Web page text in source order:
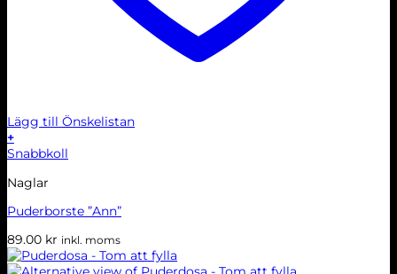
Lägg till Önskelistan
+
Snabbkoll
Naglar
Puderborste ”Ann”
89.00 kr inkl. moms